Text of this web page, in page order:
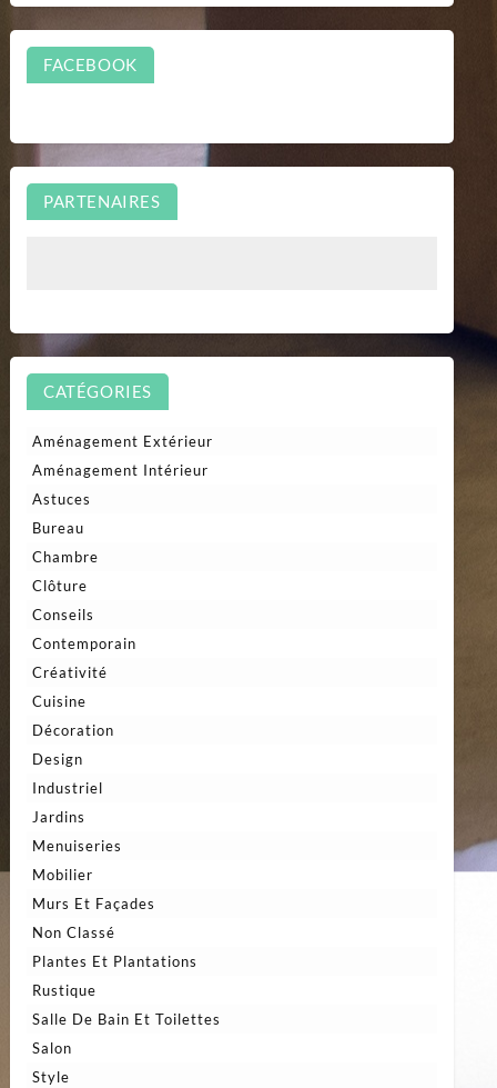
FACEBOOK
PARTENAIRES
CATÉGORIES
Aménagement Extérieur
Aménagement Intérieur
Astuces
Bureau
Chambre
Clôture
Conseils
Contemporain
Créativité
Cuisine
Décoration
Design
Industriel
Jardins
Menuiseries
Mobilier
Murs Et Façades
Non Classé
Plantes Et Plantations
Rustique
Salle De Bain Et Toilettes
Salon
Style